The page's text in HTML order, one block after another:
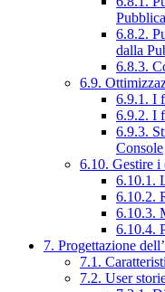
6.8.2.
dalla
6.8.3.
6.9.
6.9.1. I
6.9.2. I
6.9.3.
Console
6.10. Gestire i
6.10.1.
6.10.2.
6.10.3.
6.10.4.
7. Progettazione
7.1.
7.2. User